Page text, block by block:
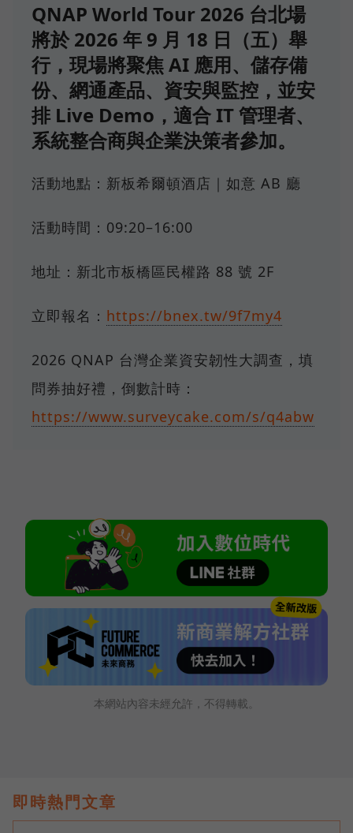
QNAP World Tour 2026 台北場
將於 2026 年 9 月 18 日（五）舉
行，現場將聚焦 AI 應用、儲存備
份、網通產品、資安與監控，並安
排 Live Demo，適合 IT 管理者、
系統整合商與企業決策者參加。
活動地點：新板希爾頓酒店｜如意 AB 廳
活動時間：09:20–16:00
地址：新北市板橋區民權路 88 號 2F
立即報名： https://bnex.tw/9f7my4
2026 QNAP 台灣企業資安韌性大調查，填
問券抽好禮，倒數計時：
https://www.surveycake.com/s/q4abw
本網站內容未經允許，不得轉載。
即時熱門文章